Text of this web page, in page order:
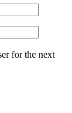
for the next